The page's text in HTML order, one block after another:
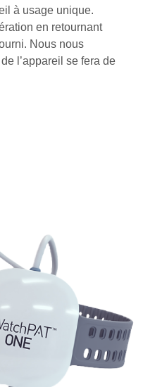
à usage unique.
en retournant
Nous nous
l’appareil se fera de